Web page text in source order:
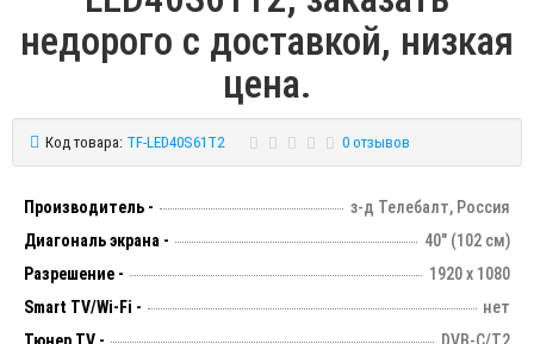
недорого с доставкой, низкая
цена.
Код товара: TF-LED40S61T2 0 отзывов
Производитель -
з-д Телебалт, Россия
Диагональ экрана -
40" (102 см)
Разрешение -
1920 х 1080
Smart TV/Wi-Fi -
нет